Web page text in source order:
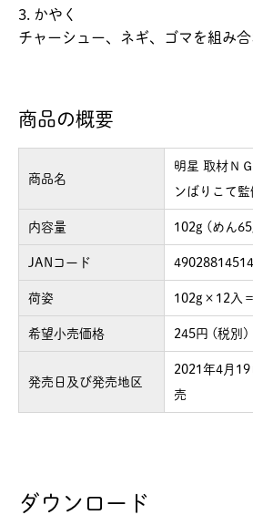
3. かやく
チャーシュー、ネギ、ゴマを組み合
商品の概要
商品名
明星 取材Ｎ
ンばりこて
内容量 102g (めん
JANコード
荷姿 102g×12入
希望小売価格 245円 (税別)
発売日及び発売地区
2021年4月
売
ダウンロード